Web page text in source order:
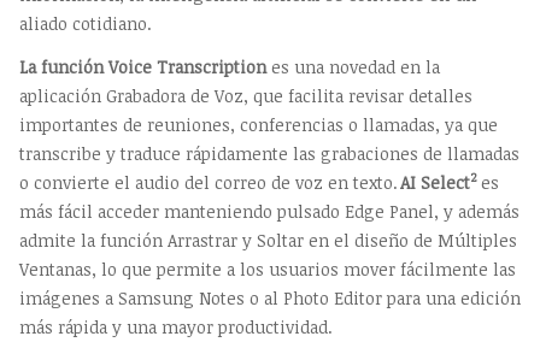
aliado cotidiano.
La función Voice Transcription es una novedad en la
aplicación Grabadora de Voz, que facilita revisar detalles
importantes de reuniones, conferencias o llamadas, ya que
transcribe y traduce rápidamente las grabaciones de llamadas
o convierte el audio del correo de voz en texto.AI Select2 es
más fácil acceder manteniendo pulsado Edge Panel, y además
admite la función Arrastrar y Soltar en el diseño de Múltiples
Ventanas, lo que permite a los usuarios mover fácilmente las
imágenes a Samsung Notes o al Photo Editor para una edición
más rápida y una mayor productividad.